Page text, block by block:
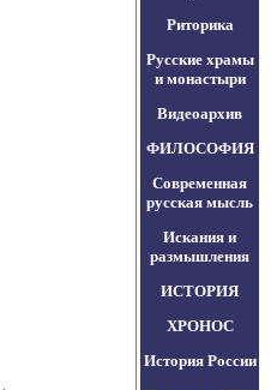
Риторика
Русские храмы
и монастыри
Видеоархив
ФИЛОСОФИЯ
Современная
русская мысль
Искания и
размышления
ИСТОРИЯ
ХРОНОС
История России